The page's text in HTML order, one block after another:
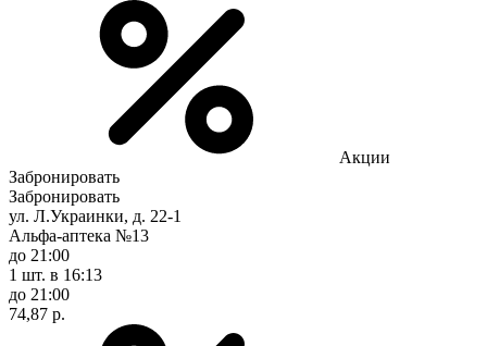
Акции
Забронировать
Забронировать
ул. Л.Украинки, д. 22-1
Альфа-аптека №13
до 21:00
1 шт. в 16:13
до 21:00
74,87 р.